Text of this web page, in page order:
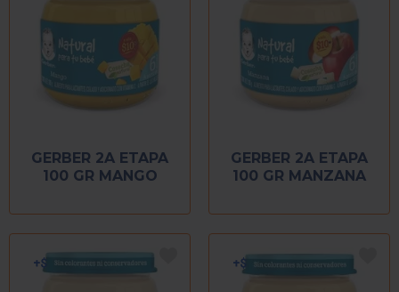
GERBER 2A ETAPA
100 GR MANGO
GERBER 2A ETAPA
100 GR MANZANA